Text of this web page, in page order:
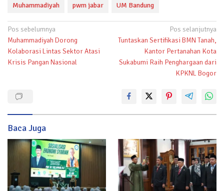
Muhammadiyah pwm jabar UM Bandung
Navigasi
pos
Pos sebelumnya
Muhammadiyah Dorong
Kolaborasi Lintas Sektor Atasi
Krisis Pangan Nasional
Pos selanjutnya
Tuntaskan Sertifikasi BMN Tanah,
Kantor Pertanahan Kota
Sukabumi Raih Penghargaan dari
KPKNL Bogor
Baca Juga